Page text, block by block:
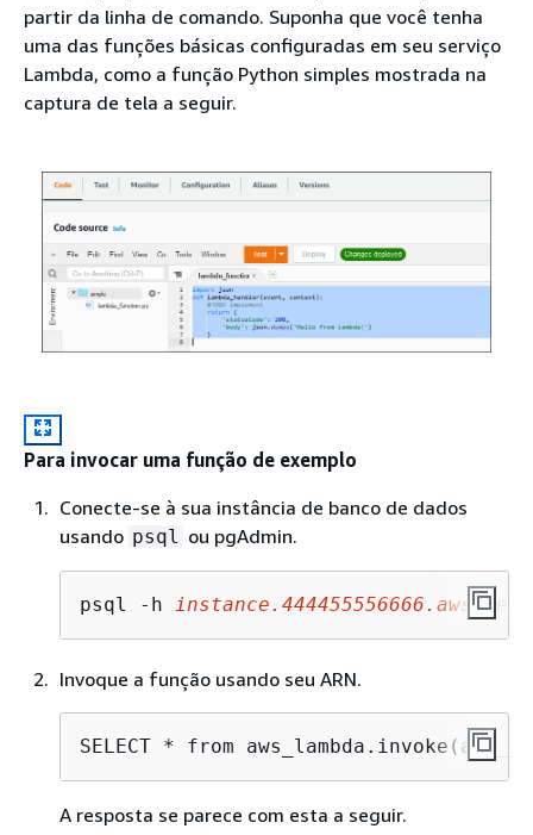
partir da linha de comando. Suponha que você tenha
uma das funções básicas configuradas em seu serviço
Lambda, como a função Python simples mostrada na
captura de tela a seguir.
Para invocar uma função de exemplo
Conecte-se à sua instância de banco de dados
usando psql ou pgAdmin.
psql -h instance .444455556666. aws-
Invoque a função usando seu ARN.
SELECT * from
A resposta se parece com esta a seguir.